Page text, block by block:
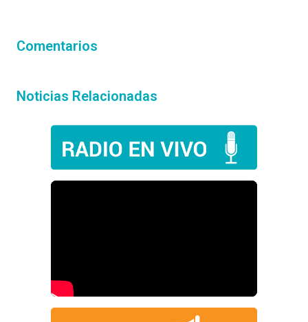
Comentarios
Noticias Relacionadas